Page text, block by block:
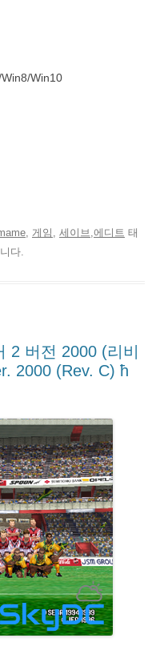
Win10
, 게임 , 세이브,에디트 태
다.
2 버전 2000 (리비
2000 (Rev. C) ħ